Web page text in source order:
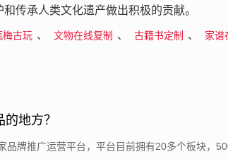
传承人类文化遗产做出积极的贡献。
梅古玩 、 文物在线复制 、 古籍书定制 、
家谱
地方？
品牌推广运营平台，平台目前拥有20多个板块，